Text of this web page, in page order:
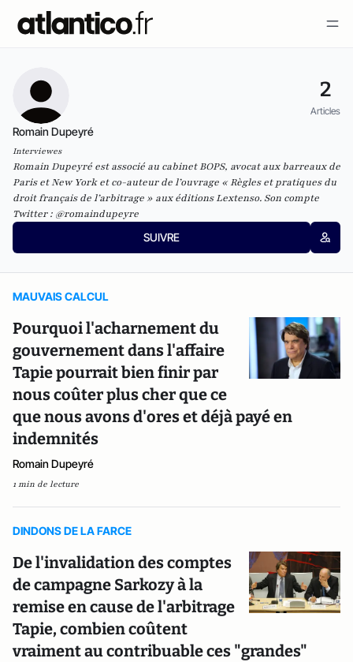
2
Articles
Romain Dupeyré
Interviewes
Romain Dupeyré est associé au cabinet BOPS, avocat aux barreaux de
Paris et New York et co-auteur de l’ouvrage « Règles et pratiques du
droit français de l’arbitrage » aux éditions Lextenso. Son compte
Twitter : @romaindupeyre
SUIVRE
MAUVAIS CALCUL
Pourquoi l'acharnement du
gouvernement dans l'affaire
Tapie pourrait bien finir par
nous coûter plus cher que ce
que nous avons d'ores et déjà payé en
indemnités
Romain Dupeyré
1 min de lecture
DINDONS DE LA FARCE
De l'invalidation des comptes
de campagne Sarkozy à la
remise en cause de l'arbitrage
Tapie, combien coûtent
vraiment au contribuable ces "grandes"